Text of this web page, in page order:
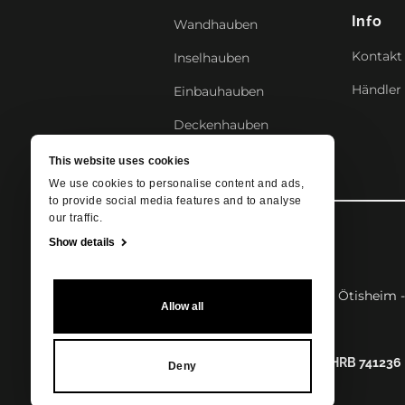
This website uses cookies
We use cookies to personalise content and ads,
to provide social media features and to analyse
our traffic.
Show details
Allow all
Deny
Wandhauben
Inselhauben
Einbauhauben
Deckenhauben
Info
Kontakt
Händler
Schlattstraße 59 - 75443 - Ötisheim
UST-ID-Nr.: DE346058478
Handelsregister Nummer: HRB 741236
Privacy Policy